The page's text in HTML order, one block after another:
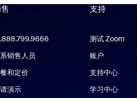
应用
应用
销售人员
和定价
演示
支持
支持
测试 Zoom
账户
支持中心
学习中心